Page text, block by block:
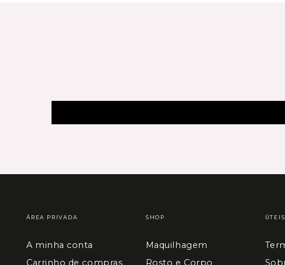
ÁREA PRIVADA
A minha conta
Carrinho de compras
SHOP
Maquilhagem
Rosto e Corpo
ÚTEIS